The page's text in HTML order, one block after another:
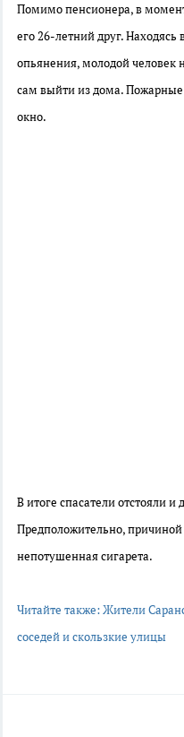
Помимо пенсионера, в
его 26-летний друг. Находясь
опьянения, молодой человек
сам выйти из дома.
окно.
В итоге спасатели отстояли
Предположительно,
непотушенная сигарета.
Читайте также: Жители
соседей и скользкие улицы